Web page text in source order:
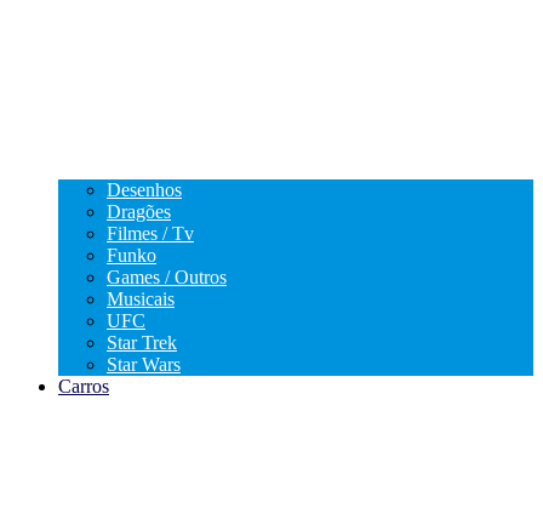
Desenhos
Dragões
Filmes / Tv
Funko
Games / Outros
Musicais
UFC
Star Trek
Star Wars
Carros